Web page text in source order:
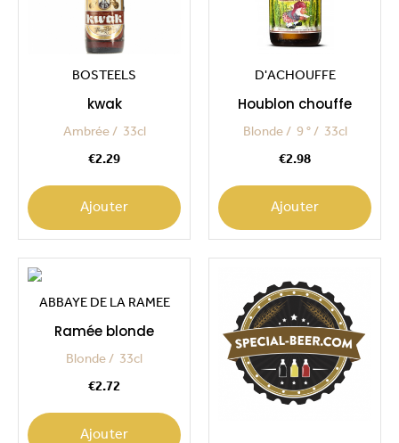
BOSTEELS
kwak
Ambrée 33cl
€2.29
Ajouter
D'ACHOUFFE
Houblon chouffe
Blonde 9 ° 33cl
€2.98
Ajouter
ABBAYE DE LA RAMEE
Ramée blonde
Blonde 33cl
€2.72
Ajouter